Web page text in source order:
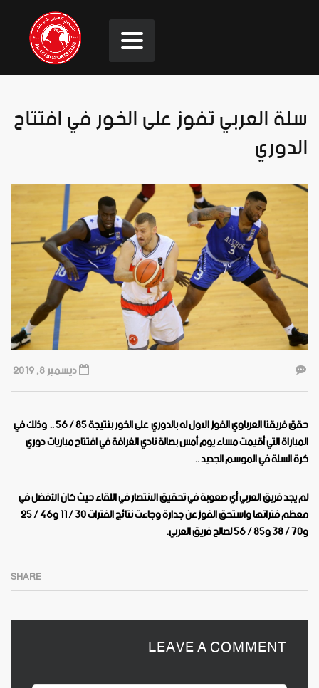
سلة العربي تفوز على الخور في افتتاح
الدوري
ديسمبر 8, 2019
حقق فريقنا العرباوي الفوز الاول له بالدوري على الخور بنتيجة 85 /‏ 56 .. وذلك في
المباراة التي أقيمت مساء يوم أمس بصالة نادي الغرافة في افتتاح مباريات دوري
كرة السلة في الموسم الجديد ..
لم يجد فريق العربي أي صعوبة في تحقيق الانتصار في اللقاء حيث كان الأفضل في
معظم فتراتها واستحق الفوز عن جدارة وجاءت نتائج الفترات 30 /‏ 11 و46 /‏ 25
و70 /‏ 38 و85 /‏ 56 لصالح فريق العربي .
SHARE
LEAVE A COMMENT